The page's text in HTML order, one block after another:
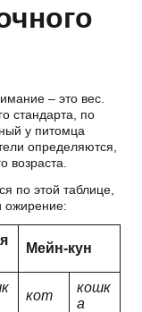
– это вес.
стандарта, по
у питомца
определяются,
возраста.
по этой таблице,
ожирение:
Мейн-кун
кот
кошк
а